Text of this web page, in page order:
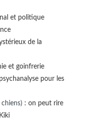
et politique
de la
et goinfrerie
pour les
: on peut rire